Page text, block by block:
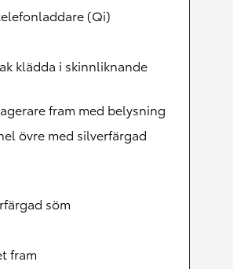
(Qi)
klädda i skinnliknande
fram med belysning
övre med silverfärgad
söm
fram